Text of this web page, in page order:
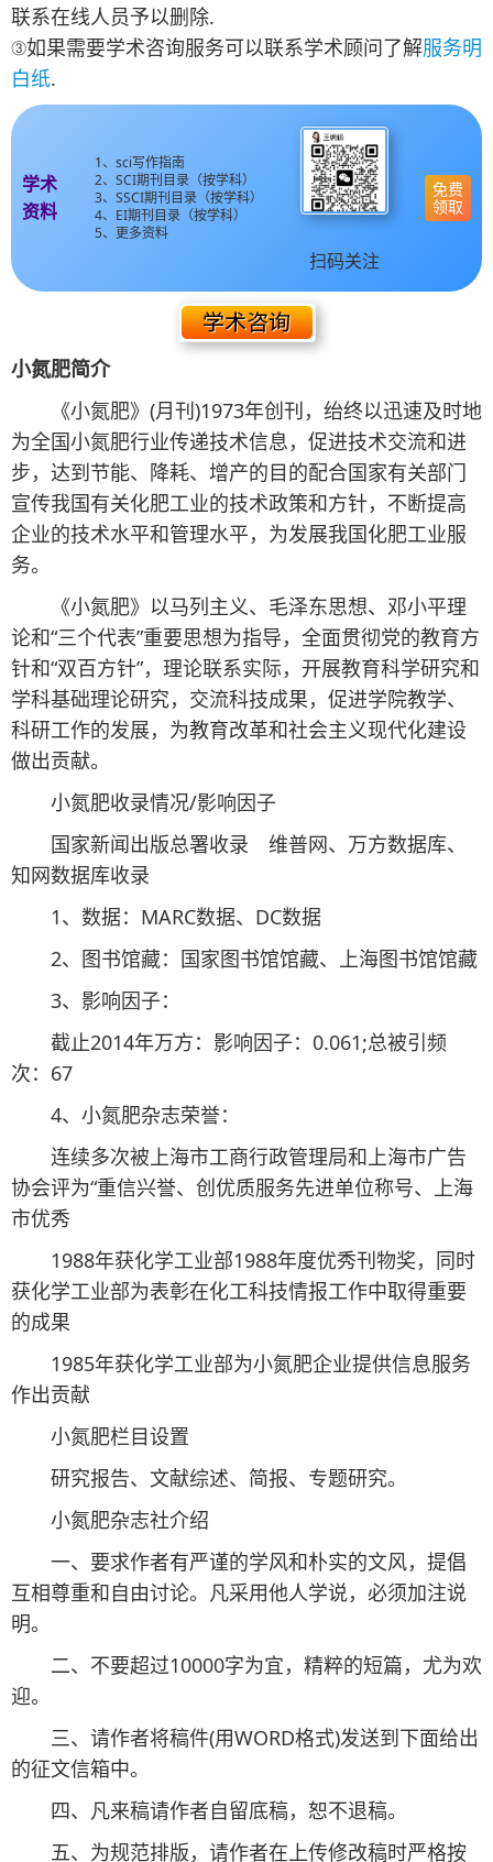
联系在线人员予以删除.
③如果需要学术咨询服务可以联系学术顾问了解服务明
白纸.
学术
资料
1、sci写作指南
2、SCI期刊目录（按学科）
3、SSCI期刊目录（按学科）
4、EI期刊目录（按学科）
5、更多资料
扫码关注
免费
领取
小氮肥简介
《小氮肥》(月刊)1973年创刊，绐终以迅速及时地
为全国小氮肥行业传递技术信息，促进技术交流和进
步，达到节能、降耗、增产的目的配合国家有关部门
宣传我国有关化肥工业的技术政策和方针，不断提高
企业的技术水平和管理水平，为发展我国化肥工业服
务。
《小氮肥》以马列主义、毛泽东思想、邓小平理
论和“三个代表”重要思想为指导，全面贯彻党的教育方
针和“双百方针”，理论联系实际，开展教育科学研究和
学科基础理论研究，交流科技成果，促进学院教学、
科研工作的发展，为教育改革和社会主义现代化建设
做出贡献。
小氮肥收录情况/影响因子
国家新闻出版总署收录 维普网、万方数据库、
知网数据库收录
1、数据：MARC数据、DC数据
2、图书馆藏：国家图书馆馆藏、上海图书馆馆藏
3、影响因子：
截止2014年万方：影响因子：0.061;总被引频
次：67
4、小氮肥杂志荣誉：
连续多次被上海市工商行政管理局和上海市广告
协会评为“重信兴誉、创优质服务先进单位称号、上海
市优秀
1988年获化学工业部1988年度优秀刊物奖，同时
获化学工业部为表彰在化工科技情报工作中取得重要
的成果
1985年获化学工业部为小氮肥企业提供信息服务
作出贡献
小氮肥栏目设置
研究报告、文献综述、简报、专题研究。
小氮肥杂志社介绍
一、要求作者有严谨的学风和朴实的文风，提倡
互相尊重和自由讨论。凡采用他人学说，必须加注说
明。
二、不要超过10000字为宜，精粹的短篇，尤为欢
迎。
三、请作者将稿件(用WORD格式)发送到下面给出
的征文信箱中。
四、凡来稿请作者自留底稿，恕不退稿。
五、为规范排版，请作者在上传修改稿时严格按